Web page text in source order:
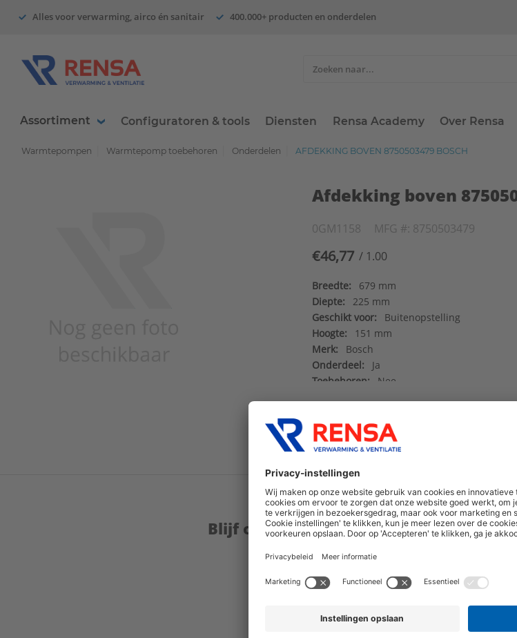
Alles voor verwarming, airco én sanitair 400.000+ producten en onderdelen
Assortiment Configuratoren & tools Diensten Rensa Academy Over Rensa
Warmtepompen Warmtepomp toebehoren Onderdelen AFDEKKING BOVEN 8750503479 BOSCH
Afdekking boven
0GM1158 MFG #: 8750503479
€46,77 / 1.00
Breedte:
679 mm
Diepte:
225 mm
Geschikt voor:
Buitenopstelling
Hoogte:
151 mm
Merk:
Bosch
Onderdeel:
Ja
Toebehoren:
Nee
Blijf op de hoogte van nieuwe